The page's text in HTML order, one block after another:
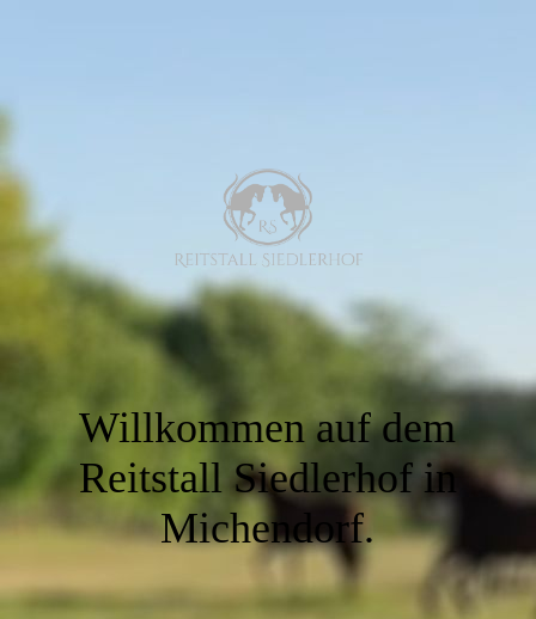
Willkommen auf dem
Reitstall Siedlerhof in
Michendorf.